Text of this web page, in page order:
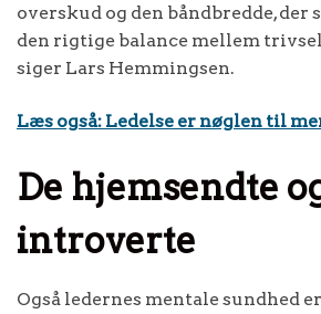
overskud og den båndbredde,
den rigtige balance mellem
siger Lars Hemmingsen.
Læs også: Ledelse er nøglen til
De hjemsendte
introverte
Også ledernes mentale sundhed